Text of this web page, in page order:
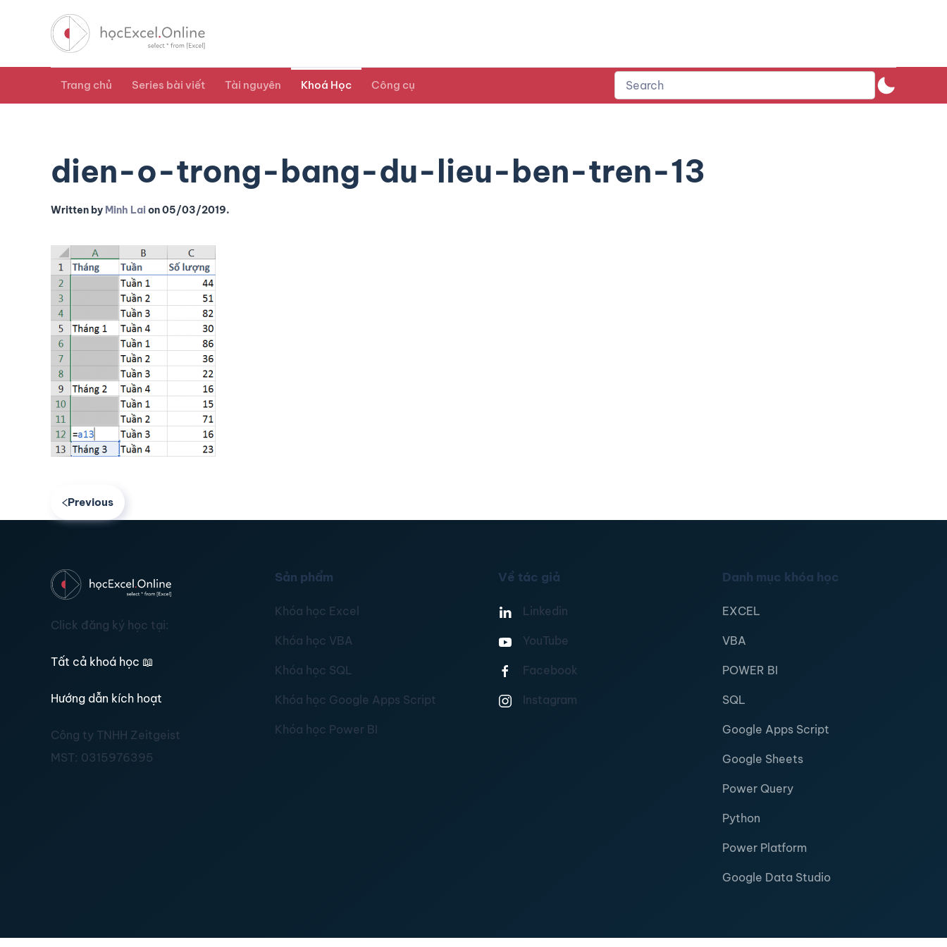
Trang chủ Series bài viết Tài nguyên Khoá Học Công cụ
dien-o-trong-bang-du-lieu-ben-tren-13
Written by Minh Laion05/03/2019.
Previous
Click đăng ký học tại:
Tất cả khoá học 📖
Hướng dẫn kích hoạt
Công ty TNHH Zeitgeist
MST: 0315976395
Sản phẩm
Khóa học Excel
Khóa học VBA
Khóa học SQL
Khóa học Google Apps Script
Khóa học Power BI
Về tác giả
Linkedin
YouTube
Facebook
Instagram
Danh mục khóa học
EXCEL
VBA
POWER BI
SQL
Google Apps Script
Google Sheets
Power Query
Python
Power Platform
Google Data Studio